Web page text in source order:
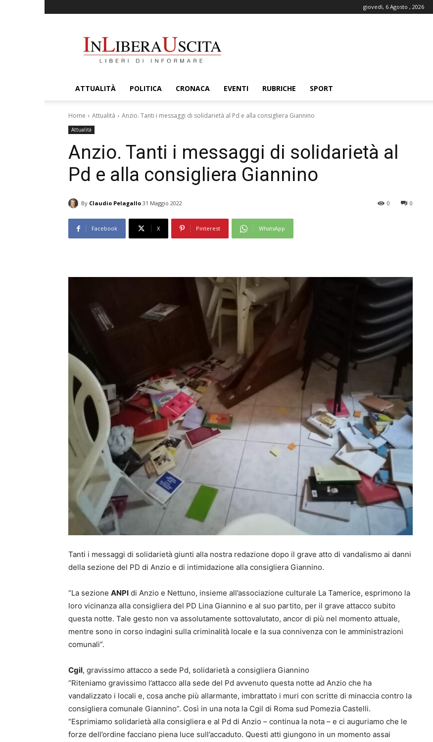
giovedì, 6 Agosto , 2026
ATTUALITÀ POLITICA CRONACA EVENTI RUBRICHE SPORT
Home Attualità Anzio. Tanti i messaggi di solidarietà al Pd e alla consigliera Giannino
Attualità
Anzio. Tanti i messaggi di solidarietà al
Pd e alla consigliera Giannino
By Claudio Pelagallo 31 Maggio 2022 0
0
Facebook X Pinterest WhatsApp
Tanti i messaggi di solidarietà giunti alla nostra redazione dopo il grave atto di vandalismo ai danni
della sezione del PD di Anzio e di intimidazione alla consigliera Giannino.
“La sezione ANPI di Anzio e Nettuno, insieme all’associazione culturale La Tamerice, esprimono la
loro vicinanza alla consigliera del PD Lina Giannino e al suo partito, per il grave attacco subito
questa notte. Tale gesto non va assolutamente sottovalutato, ancor di più nel momento attuale,
mentre sono in corso indagini sulla criminalità locale e la sua connivenza con le amministrazioni
comunali”.
Cgil, gravissimo attacco a sede Pd, solidarietà a consigliera Giannino
“Riteniamo gravissimo l’attacco alla sede del Pd avvenuto questa notte ad Anzio che ha
vandalizzato i locali e, cosa anche più allarmante, imbrattato i muri con scritte di minaccia contro la
consigliera comunale Giannino”. Così in una nota la Cgil di Roma sud Pomezia Castelli.
“Esprimiamo solidarietà alla consigliera e al Pd di Anzio – continua la nota – e ci auguriamo che le
forze dell’ordine facciano piena luce sull’accaduto. Questi atti giungono in un momento assai